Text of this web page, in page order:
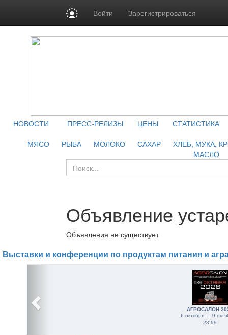
Войти Зарегистрироваться
НОВОСТИ ПРЕСС-РЕЛИЗЫ ЦЕНЫ
СТАТИСТИКА
МЯСО
РЫБА МОЛОКО САХАР
ХЛЕБ, МУКА,
МАСЛО
Объявление
Объявления не существует
Выставки и конференции по продуктам питания и
АГРОСАЛОН
6 октября — 9
23:59